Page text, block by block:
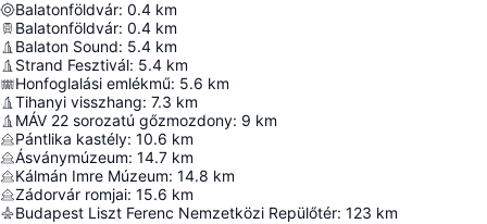
Balatonföldvár: 0.4 km
Balatonföldvár: 0.4 km
Balaton Sound: 5.4 km
Strand Fesztivál: 5.4 km
Honfoglalási emlékmű: 5.6 km
Tihanyi visszhang: 7.3 km
MÁV 22 sorozatú gőzmozdony: 9 km
Pántlika kastély: 10.6 km
Ásványmúzeum: 14.7 km
Kálmán Imre Múzeum: 14.8 km
Zádorvár romjai: 15.6 km
Budapest Liszt Ferenc Nemzetközi Repülőtér: 123 km